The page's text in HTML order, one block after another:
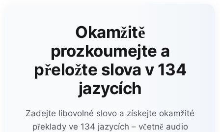
Okamžitě
prozkoumejte a
přeložte slova v 134
jazycích
Zadejte libovolné slovo a získejte okamžité
překlady ve 134 jazycích – včetně audio